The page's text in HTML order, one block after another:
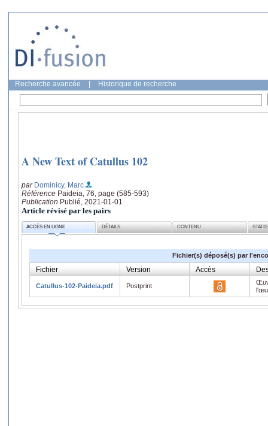
Recherche avancée Historique de recherche
A New Text of Catullus 102
par Dominicy, Marc
Référence Paideia, 76, page (585-593)
Publication Publié, 2021-01-01
Article révisé par les pairs
ACCÈS EN LIGNE DÉTAILS CONTENU
Fichier(s) déposé(s) par
Fichier Version Accès
Catullus-102-Paideia.pdf Postprint